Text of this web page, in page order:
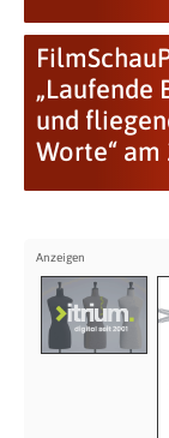
„Laufende
und
Worte“ am